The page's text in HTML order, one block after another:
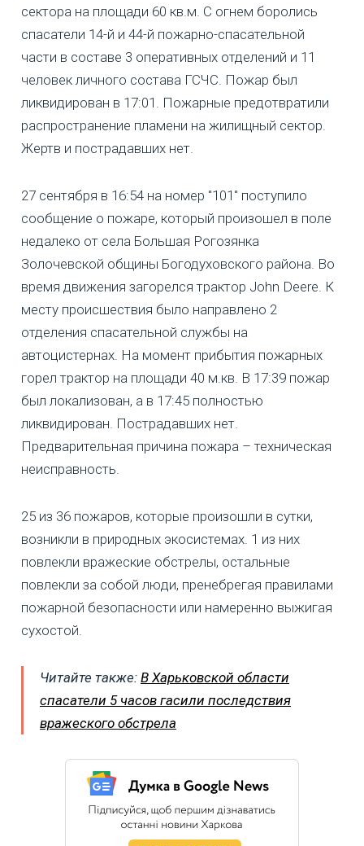
сектора на площади 60 кв.м. С огнем боролись
спасатели 14-й и 44-й пожарно-спасательной
части в составе 3 оперативных отделений и 11
человек личного состава ГСЧС. Пожар был
ликвидирован в 17:01. Пожарные предотвратили
распространение пламени на жилищный сектор.
Жертв и пострадавших нет.
27 сентября в 16:54 на номер "101" поступило
сообщение о пожаре, который произошел в поле
недалеко от села Большая Рогозянка
Золочевской общины Богодуховского района. Во
время движения загорелся трактор John Deere. К
месту происшествия было направлено 2
отделения спасательной службы на
автоцистернах. На момент прибытия пожарных
горел трактор на площади 40 м.кв. В 17:39 пожар
был локализован, а в 17:45 полностью
ликвидирован. Пострадавших нет.
Предварительная причина пожара – техническая
неисправность.
25 из 36 пожаров, которые произошли в сутки,
возникли в природных экосистемах. 1 из них
повлекли вражеские обстрелы, остальные
повлекли за собой люди, пренебрегая правилами
пожарной безопасности или намеренно выжигая
сухостой.
Читайте также: В Харьковской области
спасатели 5 часов гасили последствия
вражеского обстрела